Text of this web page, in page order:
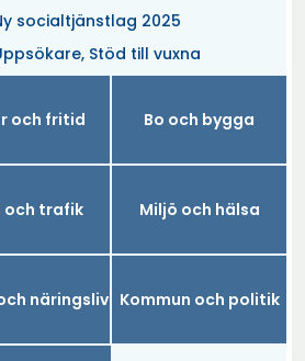
socialtjänstlag 2025
Stöd till vuxna
och fritid Bo och bygga
och trafik Miljö och hälsa
näringsliv Kommun och politik